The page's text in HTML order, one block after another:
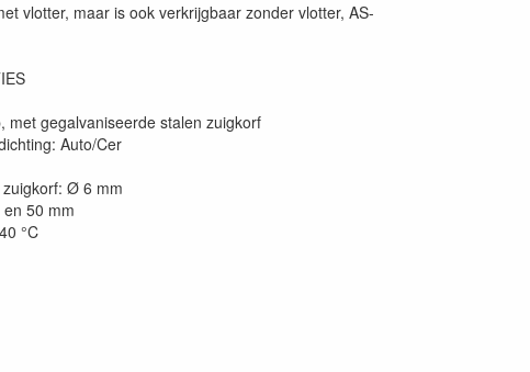
vlotter, maar is ook verkrijgbaar zonder vlotter, AS-
met gegalvaniseerde stalen zuigkorf
Auto/Cer
Ø 6 mm
50 mm
°C